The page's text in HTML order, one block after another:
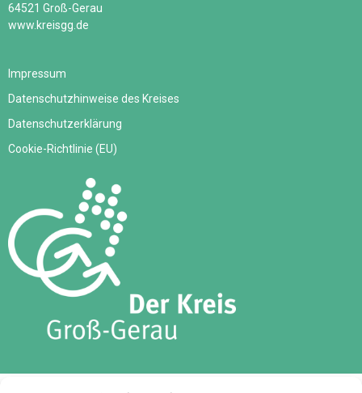
64521 Groß-Gerau
www.kreisgg.de
Impressum
Datenschutzhinweise des Kreises
Datenschutzerklärung
Cookie-Richtlinie (EU)